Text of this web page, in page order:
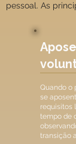
pessoal. As
Quando o
se
requisitos
tempo de
transição